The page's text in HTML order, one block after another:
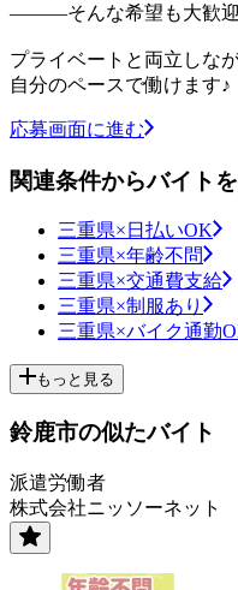
―――そんな希望も大歓
プライベートと両立しなが
自分のペースで働けます♪
応募画面に進む
関連条件からバイト
三重県×日払いOK
三重県×年齢不問
三重県×交通費支給
三重県×制服あり
三重県×バイク通勤
もっと見る
鈴鹿市の似たバイト
派遣労働者
株式会社ニッソーネット